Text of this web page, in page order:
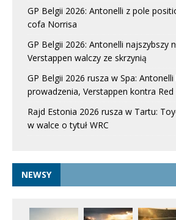
GP Belgii 2026: Antonelli z pole
cofa Norrisa
GP Belgii 2026: Antonelli najszybszy
Verstappen walczy ze skrzynią
GP Belgii 2026 rusza w Spa:
prowadzenia, Verstappen kontra Red
Rajd Estonia 2026 rusza w Tartu:
w walce o tytuł WRC
NEWSY